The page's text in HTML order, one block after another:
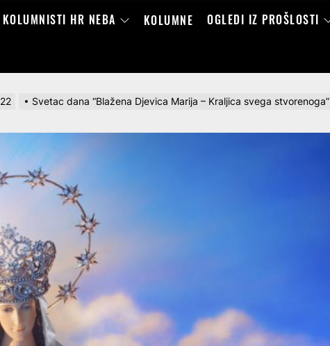
KOLUMNISTI HR NEBA KOLUMNE OGLEDI IZ PROŠLOSTI
22 Svetac dana “Blažena Djevica Marija – Kraljica svega stvorenoga”